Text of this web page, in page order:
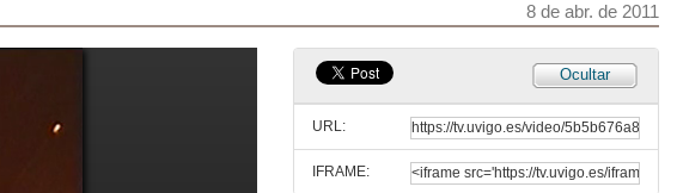
8 de abr. de 2011
Ocultar
URL:
IFRAME: